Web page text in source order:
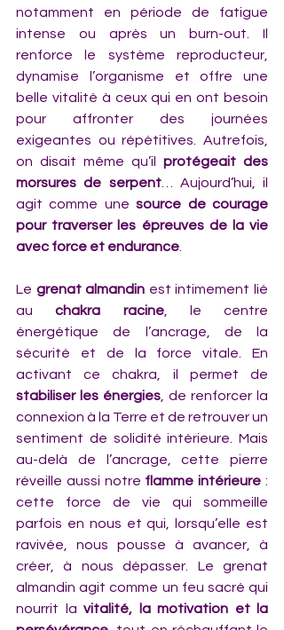
notamment en période de fatigue
intense ou après un burn-out. Il
renforce le système reproducteur,
dynamise l’organisme et offre une
belle vitalité à ceux qui en ont besoin
pour affronter des journées
exigeantes ou répétitives. Autrefois,
on disait même qu’il protégeait des
morsures de serpent… Aujourd’hui, il
agit comme une source de courage
pour traverser les épreuves de la vie
avec force et endurance
Le grenat almandin est intimement lié
au chakra racine, le centre
énergétique de l’ancrage, de la
sécurité et de la force vitale. En
stabiliser les énergies , de renforcer la
connexion à la Terre et de retrouver un
sentiment de solidité intérieure. Mais
au-delà de l’ancrage, cette pierre
réveille aussi notre flamme intérieure :
cette force de vie qui sommeille
parfois en nous et qui, lorsqu’elle est
ravivée, nous pousse à avancer, à
créer, à nous dépasser. Le grenat
almandin agit comme un feu sacré qui
nourrit la vitalité, la motivation et la